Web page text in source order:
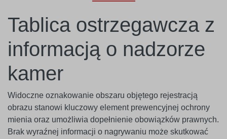
Tablica ostrzegawcza z
informacją o nadzorze
kamer
Widoczne oznakowanie obszaru objętego rejestracją
obrazu stanowi kluczowy element prewencyjnej ochrony
mienia oraz umożliwia dopełnienie obowiązków prawnych.
Brak wyraźnej informacji o nagrywaniu może skutkować